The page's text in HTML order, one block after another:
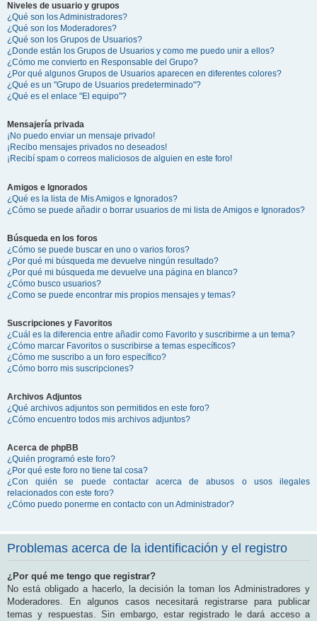
Niveles de usuario y grupos
¿Qué son los Administradores?
¿Qué son los Moderadores?
¿Qué son los Grupos de Usuarios?
¿Donde están los Grupos de Usuarios y como me puedo unir a ellos?
¿Cómo me convierto en Responsable del Grupo?
¿Por qué algunos Grupos de Usuarios aparecen en diferentes colores?
¿Qué es un "Grupo de Usuarios predeterminado"?
¿Qué es el enlace "El equipo"?
Mensajería privada
¡No puedo enviar un mensaje privado!
¡Recibo mensajes privados no deseados!
¡Recibí spam o correos maliciosos de alguien en este foro!
Amigos e Ignorados
¿Qué es la lista de Mis Amigos e Ignorados?
¿Cómo se puede añadir o borrar usuarios de mi lista de Amigos e Ignorados?
Búsqueda en los foros
¿Cómo se puede buscar en uno o varios foros?
¿Por qué mi búsqueda me devuelve ningún resultado?
¿Por qué mi búsqueda me devuelve una página en blanco?
¿Cómo busco usuarios?
¿Como se puede encontrar mis propios mensajes y temas?
Suscripciones y Favoritos
¿Cuál es la diferencia entre añadir como Favorito y suscribirme a un tema?
¿Cómo marcar Favoritos o suscribirse a temas específicos?
¿Cómo me suscribo a un foro específico?
¿Cómo borro mis suscripciones?
Archivos Adjuntos
¿Qué archivos adjuntos son permitidos en este foro?
¿Cómo encuentro todos mis archivos adjuntos?
Acerca de phpBB
¿Quién programó este foro?
¿Por qué este foro no tiene tal cosa?
¿Con quién se puede contactar acerca de abusos o usos ilegales
relacionados con este foro?
¿Cómo puedo ponerme en contacto con un Administrador?
Problemas acerca de la identificación y el registro
¿Por qué me tengo que registrar?
No está obligado a hacerlo, la decisión la toman los Administradores y
Moderadores. En algunos casos necesitará registrarse para publicar
temas y respuestas. Sin embargo, estar registrado le dará acceso a